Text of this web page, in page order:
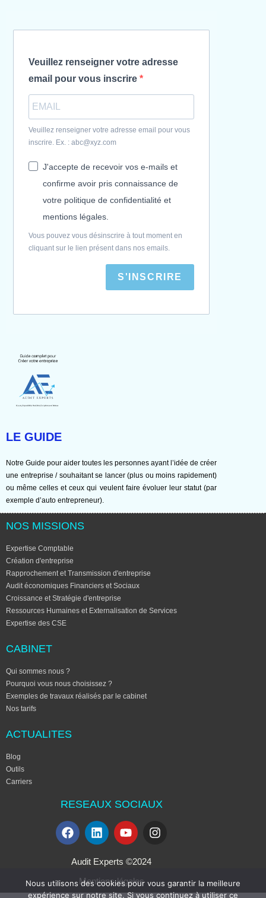
Veuillez renseigner votre adresse
email pour vous inscrire
Veuillez renseigner votre adresse email pour vous
inscrire. Ex. : abc@xyz.com
J'accepte de recevoir vos e-mails et
confirme avoir pris connaissance de
votre politique de confidentialité et
mentions légales.
Vous pouvez vous désinscrire à tout moment en
cliquant sur le lien présent dans nos emails.
S'INSCRIRE
LE GUIDE
Notre Guide pour aider toutes les personnes ayant l’idée de créer
une entreprise / souhaitant se lancer (plus ou moins rapidement)
ou même celles et ceux qui veulent faire évoluer leur statut (par
exemple d’auto entrepreneur).
NOS MISSIONS
Expertise Comptable
Création d'entreprise
Rapprochement et Transmission d'entreprise
Audit économiques Financiers et Sociaux
Croissance et Stratégie d'entreprise
Ressources Humaines et Externalisation de Services
Expertise des CSE
CABINET
Qui sommes nous ?
Pourquoi vous nous choisissez ?
Exemples de travaux réalisés par le cabinet
Nos tarifs
ACTUALITES
Blog
Outils
Carriers
RESEAUX SOCIAUX
Audit Experts ©2024
Mentions légales
Nous utilisons des cookies pour vous garantir la meilleure
expérience sur notre site. Si vous continuez à utiliser ce